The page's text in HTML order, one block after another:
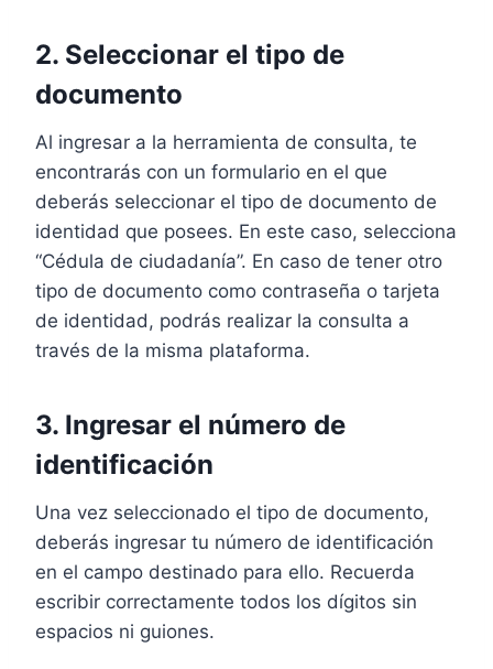
2. Seleccionar el tipo de
documento
Al ingresar a la herramienta de consulta, te
encontrarás con un formulario en el que
deberás seleccionar el tipo de documento de
identidad que posees. En este caso, selecciona
“Cédula de ciudadanía”. En caso de tener otro
tipo de documento como contraseña o tarjeta
de identidad, podrás realizar la consulta a
través de la misma plataforma.
3. Ingresar el número de
identificación
Una vez seleccionado el tipo de documento,
deberás ingresar tu número de identificación
en el campo destinado para ello. Recuerda
escribir correctamente todos los dígitos sin
espacios ni guiones.